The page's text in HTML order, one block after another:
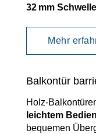
32 mm
Mehr
Balkontür
Holz-
leichtem
bequemen